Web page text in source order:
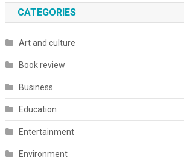
CATEGORIES
Art and culture
Book review
Business
Education
Entertainment
Environment